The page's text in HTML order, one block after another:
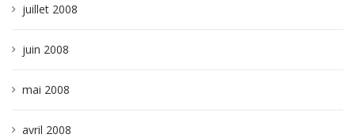
juillet 2008
juin 2008
mai 2008
avril 2008